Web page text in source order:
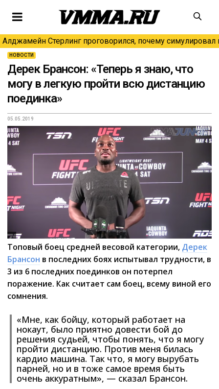
Алджамейн Стерлинг проговорился, почему симулировал
НОВОСТИ
Дерек Брансон: «Теперь я знаю, что
могу в легкую пройти всю дистанцию
поединка»
05.05.2019
Топовый боец средней весовой категории, Дерек
Брансон в последних боях испытывал трудности, в
3 из 6 последних поединков он потерпел
поражение. Как считает сам боец, всему виной его
сомнения.
«Мне, как бойцу, который работает на
нокаут, было приятно довести бой до
решения судьей, чтобы понять, что я могу
пройти дистанцию. Против меня билась
кардио машина. Так что, я могу вырубать
парней, но и в тоже самое время быть
очень аккуратным», — сказал Брансон.